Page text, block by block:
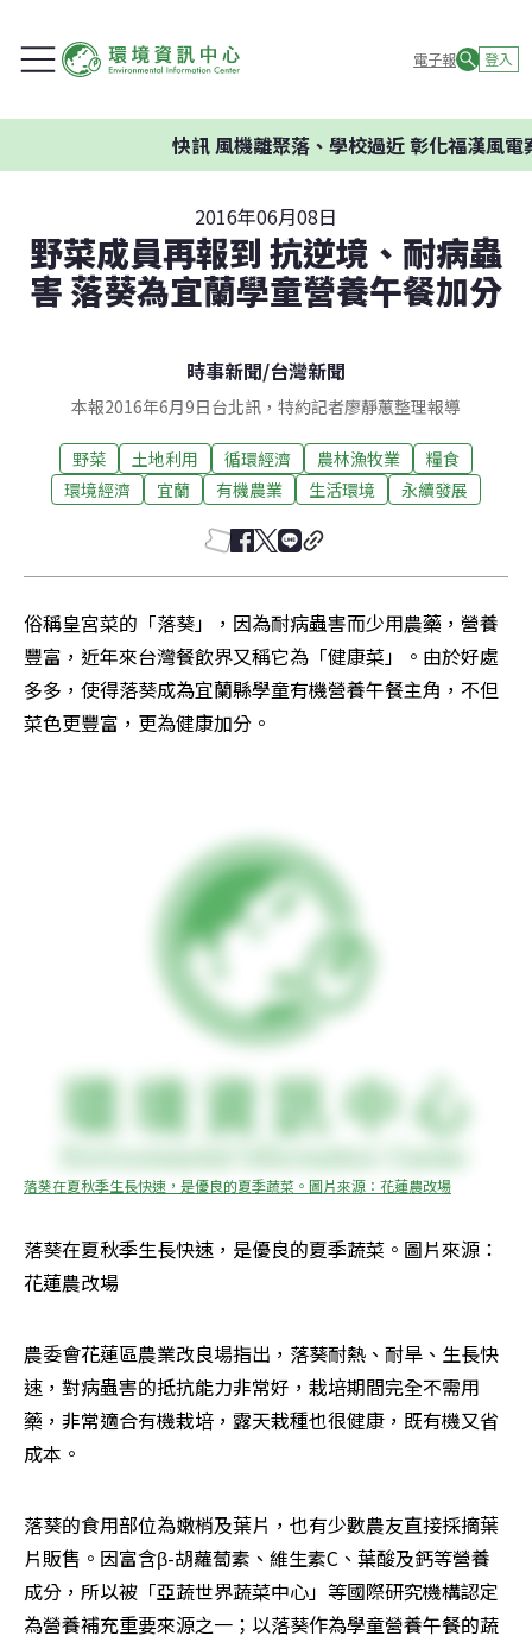
電子報 登入
快訊風機離聚落、學校過近 彰化福漢風電案
2016年06月08日
野菜成員再報到 抗逆境、耐病蟲
害 落葵為宜蘭學童營養午餐加分
時事新聞/台灣新聞
本報2016年6月9日台北訊，特約記者廖靜蕙整理報導
野菜 土地利用 循環經濟 農林漁牧業
糧食
環境經濟
宜蘭 有機農業 生活環境 永續發展
俗稱皇宮菜的「落葵」，因為耐病蟲害而少用農藥，營養
豐富，近年來台灣餐飲界又稱它為「健康菜」。由於好處
多多，使得落葵成為宜蘭縣學童有機營養午餐主角，不但
菜色更豐富，更為健康加分。
落葵在夏秋季生長快速，是優良的夏季蔬菜。圖片來源：花蓮農改場
落葵在夏秋季生長快速，是優良的夏季蔬菜。圖片來源：
花蓮農改場
農委會花蓮區農業改良場指出，落葵耐熱、耐旱、生長快
速，對病蟲害的抵抗能力非常好，栽培期間完全不需用
藥，非常適合有機栽培，露天栽種也很健康，既有機又省
成本。
落葵的食用部位為嫩梢及葉片，也有少數農友直接採摘葉
片販售。因富含β-胡蘿蔔素、維生素C、葉酸及鈣等營養
成分，所以被「亞蔬世界蔬菜中心」等國際研究機構認定
為營養補充重要來源之一；以落葵作為學童營養午餐的蔬